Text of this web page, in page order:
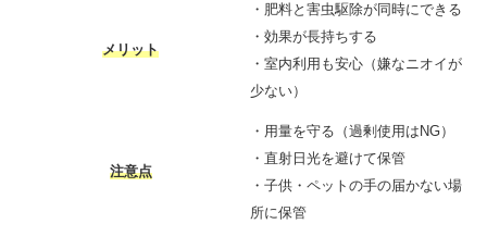
メリット
・肥料と害虫駆除が同時にできる
・効果が長持ちする
・室内利用も安心（嫌なニオイが
少ない）
注意点
・用量を守る（過剰使用はNG）
・直射日光を避けて保管
・子供・ペットの手の届かない場
所に保管